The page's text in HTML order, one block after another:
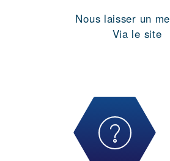
Nous laisser un
Via le site